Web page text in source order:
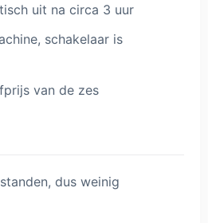
uit na circa 3 uur
schakelaar is
van de zes
dus weinig